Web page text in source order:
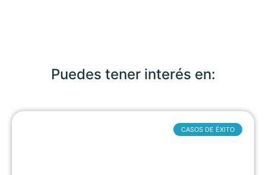
Puedes tener interés en:
CASOS DE ÉXITO